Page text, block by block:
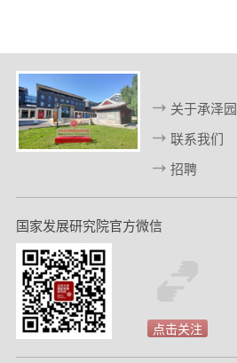
关于承泽园
联系我们
招聘
国家发展研究院官方微信
点击关注